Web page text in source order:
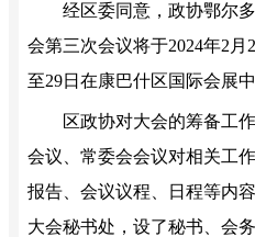
经区委同意，政协鄂尔多
会第三次会议将于2024年2月
至29日在康巴什区国际会展
区政协对大会的筹备工作
会议、常委会会议对相关工
报告、会议议程、日程等内
大会秘书处，设了秘书、会